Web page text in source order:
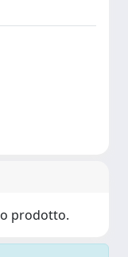
prodotto.